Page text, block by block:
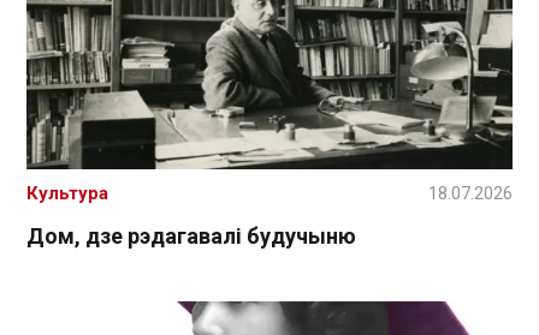
Дом, дзе рэдагавалі будучыню
Культура 18.07.2026